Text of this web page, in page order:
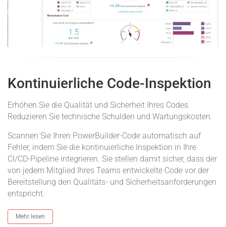
Kontinuierliche Code-Inspektion
Erhöhen Sie die Qualität und Sicherheit Ihres Codes.
Reduzieren Sie technische Schulden und Wartungskosten.
Scannen Sie Ihren PowerBuilder-Code automatisch auf
Fehler, indem Sie die kontinuierliche Inspektion in Ihre
CI/CD-Pipeline integrieren. Sie stellen damit sicher, dass der
von jedem Mitglied Ihres Teams entwickelte Code vor der
Bereitstellung den Qualitäts- und Sicherheitsanforderungen
entspricht.
Mehr lesen